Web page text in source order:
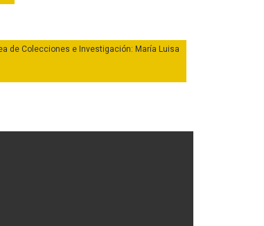
de Colecciones e Investigación: María Luisa